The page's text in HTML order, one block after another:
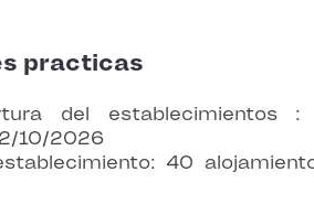
practicas
del establecimientos :
10/2026
40